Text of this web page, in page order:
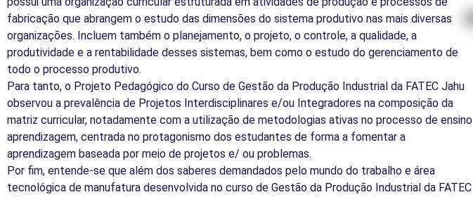
fabricação que abrangem o estudo das dimensões do sistema produtivo nas mais diversas
organizações. Incluem também o planejamento, o projeto, o controle, a qualidade, a
produtividade e a rentabilidade desses sistemas, bem como o estudo do gerenciamento de
todo o processo produtivo.
Para tanto, o Projeto Pedagógico do Curso de Gestão da Produção Industrial da FATEC Jahu
observou a prevalência de Projetos Interdisciplinares e/ou Integradores na composição da
matriz curricular, notadamente com a utilização de metodologias ativas no processo de ensino
aprendizagem, centrada no protagonismo dos estudantes de forma a fomentar a
aprendizagem baseada por meio de projetos e/ ou problemas.
Por fim, entende-se que além dos saberes demandados pelo mundo do trabalho e área
tecnológica de manufatura desenvolvida no curso de Gestão da Produção Industrial da FATEC